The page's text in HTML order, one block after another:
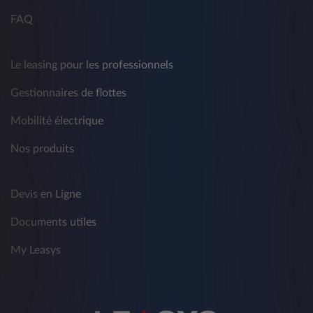
réalisation d'études de marché, de vente
interactive sur produits, services et autres
refus de consentir à un tel traitement affecte
Vous avez le droit de révoquer à tout moment
le consentement donné précédemment en
référence aux fins visées au présent
5).
FAQ
Le leasing pour les professionnels
Gestionnaires de flottes
Mobilité électrique
Nos produits
Devis en Ligne
Documents utiles
My Leasys